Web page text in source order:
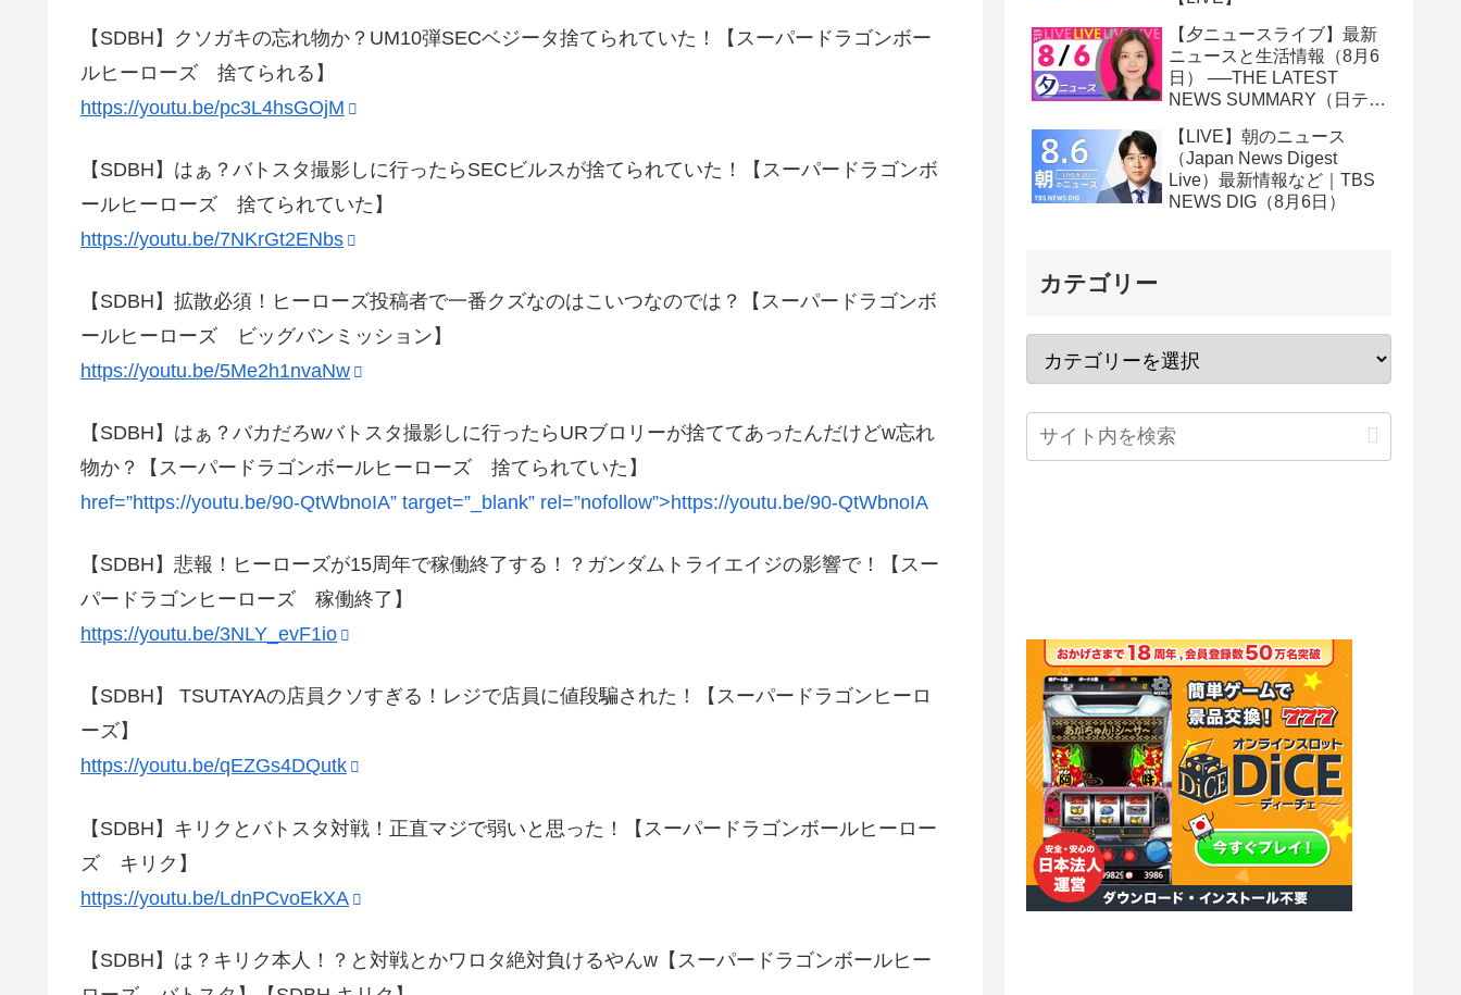
【SDBH】クソガキの忘れ物か？UM10弾SECベジータ捨てられていた！【スーパードラゴンボー
ルヒーローズ 捨てられる】
https://youtu.be/pc3L4hsGOjM
【SDBH】はぁ？バトスタ撮影しに行ったらSECビルスが捨てられていた！【スーパードラゴンボ
ールヒーローズ 捨てられていた】
https://youtu.be/7NKrGt2ENbs
【SDBH】拡散必須！ヒーローズ投稿者で一番クズなのはこいつなのでは？【スーパードラゴンボ
ールヒーローズ ビッグバンミッション】
https://youtu.be/5Me2h1nvaNw
【SDBH】はぁ？バカだろwバトスタ撮影しに行ったらURブロリーが捨ててあったんだけどw忘れ
物か？【スーパードラゴンボールヒーローズ 捨てられていた】
href=”https://youtu.be/90-QtWbnoIA” target=”_blank” rel=”nofollow”>https://youtu.be/90-QtWbnoIA
【SDBH】悲報！ヒーローズが15周年で稼働終了する！？ガンダムトライエイジの影響で！【スー
パードラゴンヒーローズ 稼働終了】
https://youtu.be/3NLY_evF1io
【SDBH】 TSUTAYAの店員クソすぎる！レジで店員に値段騙された！【スーパードラゴンヒーロ
ーズ】
https://youtu.be/qEZGs4DQutk
【SDBH】キリクとバトスタ対戦！正直マジで弱いと思った！【スーパードラゴンボールヒーロー
ズ キリク】
https://youtu.be/LdnPCvoEkXA
【SDBH】は？キリク本人！？と対戦とかワロタ絶対負けるやんw【スーパードラゴンボールヒー
【夕ニュースライブ】最新
ニュースと生活情報（8月6
日） ──THE LATEST
NEWS SUMMARY（日テレ
【LIVE】朝のニュース
（Japan News Digest
Live）最新情報など｜TBS
NEWS DIG（8月6日）
カテゴリー